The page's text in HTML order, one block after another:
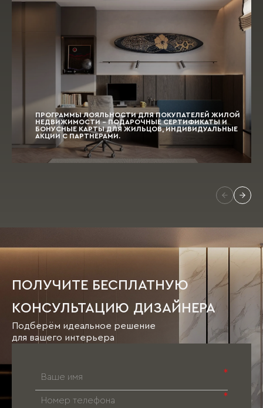
ПРОГРАММЫ ЛОЯЛЬНОСТИ ДЛЯ ПОКУПАТЕЛЕЙ ЖИЛОЙ
НЕДВИЖИМОСТИ - ПОДАРОЧНЫЕ СЕРТИФИКАТЫ И
БОНУСНЫЕ КАРТЫ ДЛЯ ЖИЛЬЦОВ, ИНДИВИДУАЛЬНЫЕ
АКЦИИ С ПАРТНЕРАМИ.
ПОЛУЧИТЕ БЕСПЛАТНУЮ
КОНСУЛЬТАЦИЮ ДИЗАЙНЕРА
Подберём идеальное решение
для вашего интерьера
*
*